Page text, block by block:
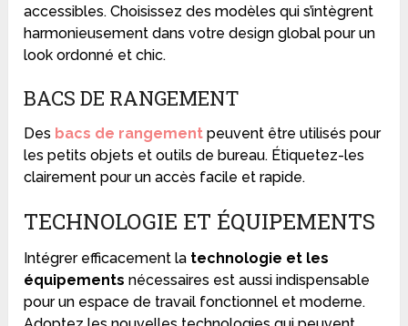
accessibles. Choisissez des modèles qui s’intègrent
harmonieusement dans votre design global pour un
look ordonné et chic.
BACS DE RANGEMENT
Des bacs de rangement peuvent être utilisés pour
les petits objets et outils de bureau. Étiquetez-les
clairement pour un accès facile et rapide.
TECHNOLOGIE ET ÉQUIPEMENTS
Intégrer efficacement la technologie et les
équipements nécessaires est aussi indispensable
pour un espace de travail fonctionnel et moderne.